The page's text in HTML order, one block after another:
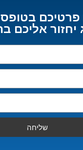
פרטיכם
יחזור אליכם
שליחה